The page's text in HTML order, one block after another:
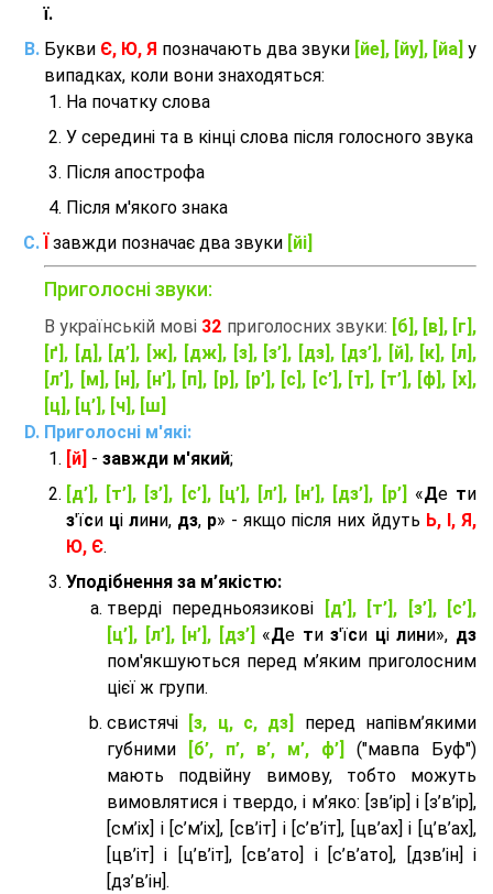
ї.
Букви Є, Ю, Я позначають два звуки [йе], [йу], [йа] у
випадках, коли вони знаходяться:
На початку слова
У середині та в кінці слова після голосного звука
Після апострофа
Після м'якого знака
завжди позначає два звуки [йі]
Приголосні звуки:
В українській мові 32 приголосних звуки: [б], [в], [г],
[ґ], [д], [д’], [ж], [дж], [з], [з’], [дз], [дз’], [й], [к], [л],
[л’], [м], [н], [н’], [п], [р], [р’], [с], [с’], [т], [т’], [ф], [х],
[ц], [ц’], [ч], [ш]
Приголосні м'які:
[й] - завжди м'який;
[д’], [т’], [з’], [с’], [ц’], [л’], [н’], [дз’], [р’]
«Де ти
з'їси ці лини, дз, р» - якщо після них йдуть Ь, І, Я,
Ю, Є.
Уподібнення за м’якістю:
тверді передньоязикові
[д’], [т’], [з’], [с’],
[ц’], [л’], [н’], [дз’] «Де тиз'їси цілини», дз
пом'якшуються перед м’яким приголосним
цієї ж групи.
cвистячі
[з, ц, с, дз]
перед напівм’якими
губними
[б’, п’, в’, м’, ф’]
("мавпа Буф")
мають подвійну вимову, тобто можуть
вимовлятися і твердо, і м’яко: [зв’ір] і [з’в’ір],
[см’іх] і [с’м’іх], [св’іт] і [с’в’іт], [цв’ах] і [ц’в’ах],
[цв’іт] і [ц’в’іт], [св’ато] і [с’в’ато], [дзв’iн] і
[дз’в’iн].